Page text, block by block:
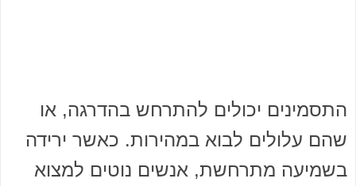
התסמינים יכולים להתרחש בהדרגה, או
שהם עלולים לבוא במהירות. כאשר ירידה
בשמיעה מתרחשת, אנשים נוטים למצוא